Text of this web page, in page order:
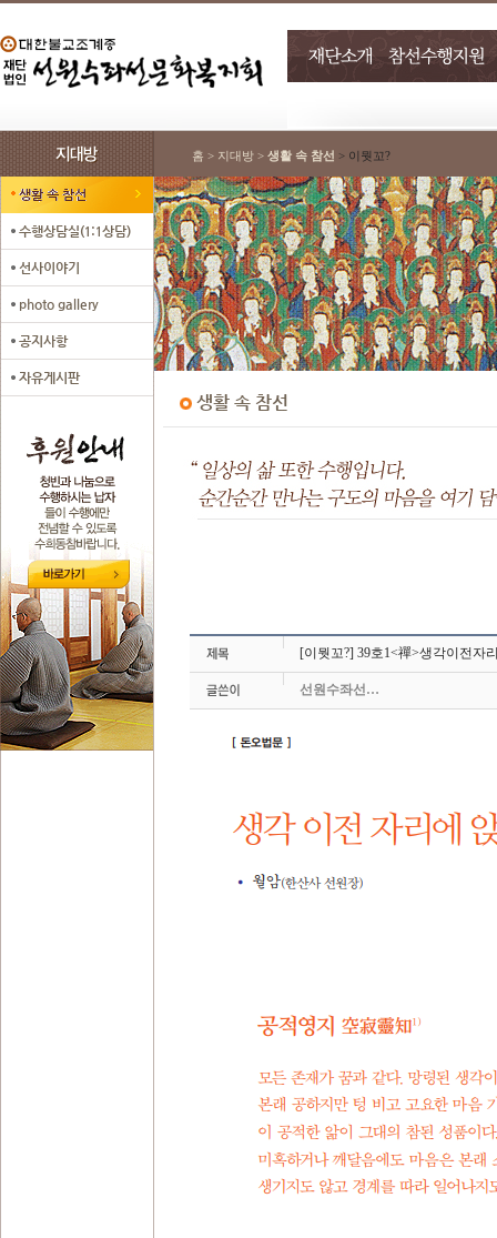
홈 > 지대방 > 생활 속 참선 > 이뭣꼬?
[이뭣꼬?] 39호1<禪>생각이전자
선원수좌선…